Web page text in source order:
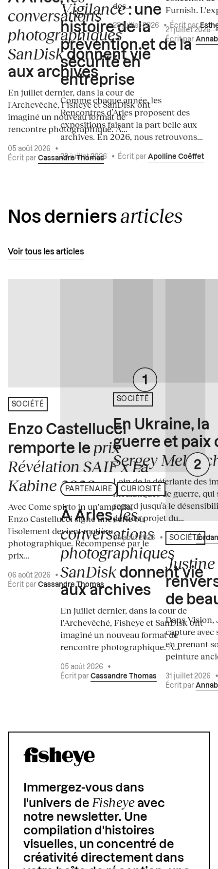
conversations
photographiques
SanDiskdonnent vie
aux archives
En juillet dernier, dans la cour de
l'Archevêché, Fisheye et SanDisk ont
imaginé un nouveau format de
rencontre photographique. À...
05 août 2026
•
Écrit par Cassandre Thomas
Vigilance: une
histoire de la
prévention et de la
sécurité en
entreprise
Comme chaque année, les
Rencontres d’Arles proposent des
expositions faisant la part belle aux
archives. En 2026, nous retrouvons...
29 juillet 2026 • Écrit par Apolline Coëffet
des...
28 juillet 2026 •Écrit par
Furnish.
21 juillet 2026
Écrit par
Nos derniers articles
Voir tous les articles
SOCIÉTÉ
Enzo Castellucci
remporte le prix
Révélation SAIF x La
Kabine 2026
Avec Come spirto in un'ampolla,
Enzo Castellucci signe une série où
l'isolement devient matière
photographique. Récompensé par le
prix...
06 août 2026
•
Écrit par Cassandre Thomas
PARTENAIRE CURIOSITÉ
À Arles,les
conversations
photographiques
SanDisk donnent vie
aux archives
En juillet dernier, dans la cour de
l'Archevêché, Fisheye et SanDisk ont
imaginé un nouveau format de
rencontre photographique. À...
05 août 2026
•
Écrit par Cassandre Thomas
SOCIÉTÉ
En Ukraine, la
guerre et paix
Sergey
Loin de la déferlante des
médiatiques de guerre, qui
regard jusqu’à le
dernier projet du...
04 août 2026 • Écrit par
SOCIÉTÉ
de
Dans
capture avec
en prenant
peinture
31 juillet 2026
Écrit par
Immergez-vous dans
l'univers de Fisheyeavec
notre newsletter. Une
compilation d'histoires
visuelles, un concentré de
créativité directement dans